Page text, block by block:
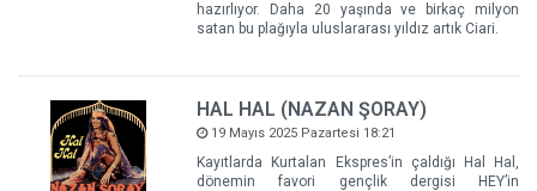
hazırlıyor. Daha 20 yaşında ve birkaç milyon
satan bu plağıyla uluslararası yıldız artık Ciari.
HAL HAL (NAZAN ŞORAY)
19 Mayıs 2025 Pazartesi 18:21
Kayıtlarda Kurtalan Ekspres’in çaldığı Hal Hal,
dönemin favori gençlik dergisi HEY’in